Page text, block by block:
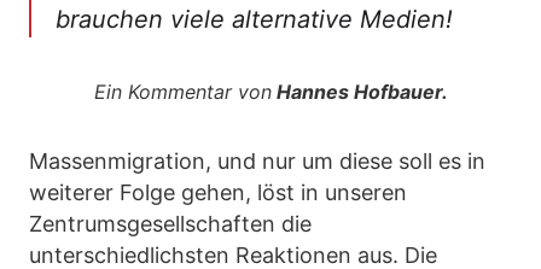
brauchen viele alternative Medien!
Ein Kommentar vonHannes Hofbauer.
Massenmigration, und nur um diese soll es in
weiterer Folge gehen, löst in unseren
Zentrumsgesellschaften die
unterschiedlichsten Reaktionen aus. Die